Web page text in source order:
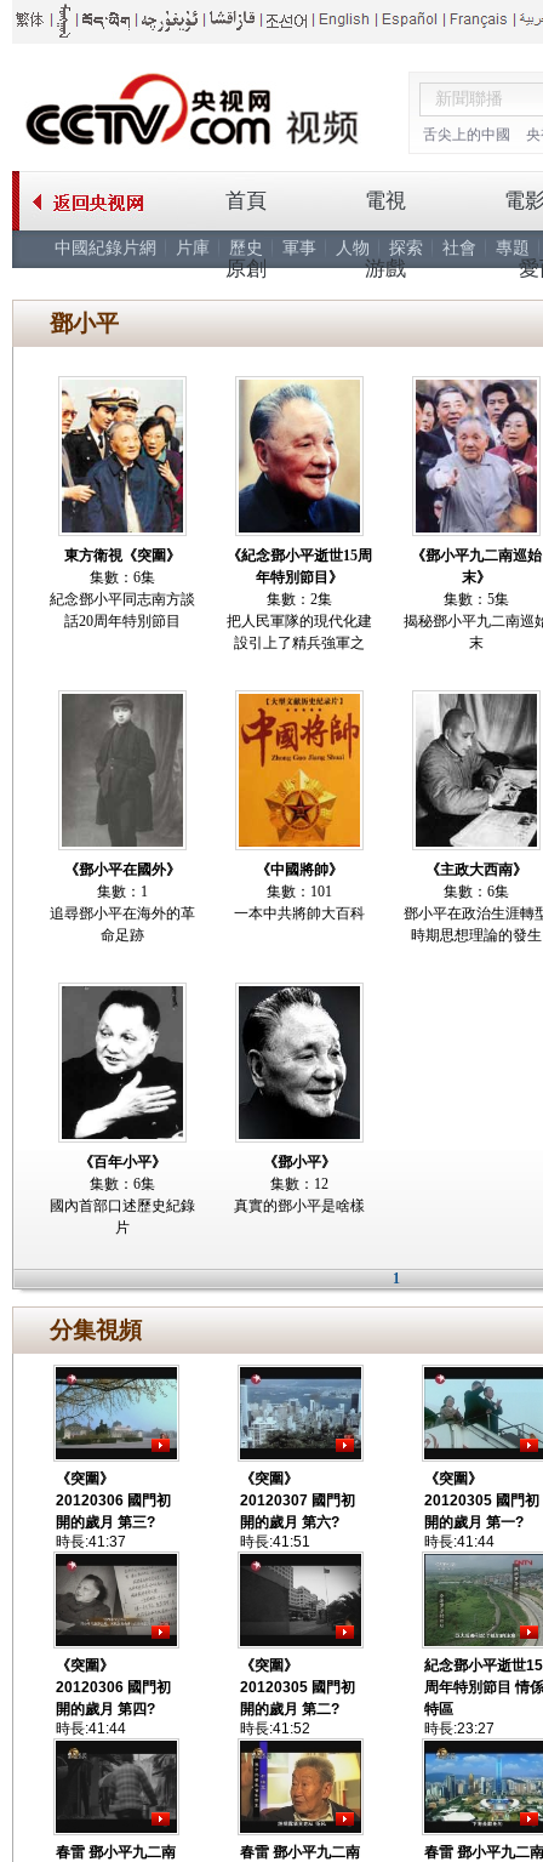
舌尖上的中國
首頁 電視 電
中國紀錄片網 片庫 歷史 軍事 人物 探索 社會 專題
原創 游戲 愛
鄧小平
東方衛視《突圍》
集數：6集
紀念鄧小平同志南方談
話20周年特別節目
《紀念鄧小平逝世15周
年特別節目》
集數：2集
把人民軍隊的現代化建
設引上了精兵強軍之
《鄧小平九二南巡始
末》
集數：5集
揭秘鄧小平九二南巡
末
《鄧小平在國外》
集數：1
追尋鄧小平在海外的革
命足跡
《中國將帥》
集數：101
一本中共將帥大百科
《主政大西南》
集數：6集
鄧小平在政治生涯轉
時期思想理論的發生
《百年小平》
集數：6集
國內首部口述歷史紀錄
片
《鄧小平》
集數：12
真實的鄧小平是啥樣
1
分集視頻
《突圍》
20120306 國門初
開的歲月 第三?
時長:41:37
《突圍》
20120307 國門初
開的歲月 第六?
時長:41:51
《突圍》
20120305 國門初
開的歲月 第一?
時長:41:44
《突圍》
20120306 國門初
開的歲月 第四?
時長:41:44
《突圍》
20120305 國門初
開的歲月 第二?
時長:41:52
紀念鄧小平逝世15
周年特別節目 情係
特區
時長:23:27
春雷 鄧小平九二南
春雷 鄧小平九二南
春雷 鄧小平九二南